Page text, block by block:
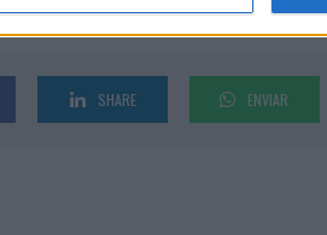
SHARE ENVIAR